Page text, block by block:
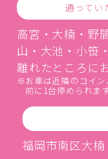
通ってい
高宮・大楠・野
山・大池・小笹
離れたところに
お車は近隣のコイ
前に1台停められます
福岡市南区大楠